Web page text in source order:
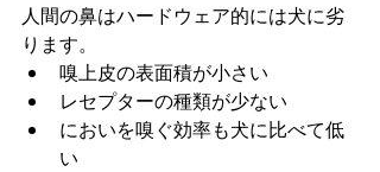
人間の鼻はハードウェア的には犬に劣
ります。
嗅上皮の表面積が小さい
レセプターの種類が少ない
においを嗅ぐ効率も犬に比べて低
い